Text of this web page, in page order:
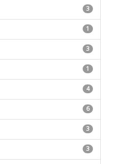
3
1
3
1
4
6
3
3